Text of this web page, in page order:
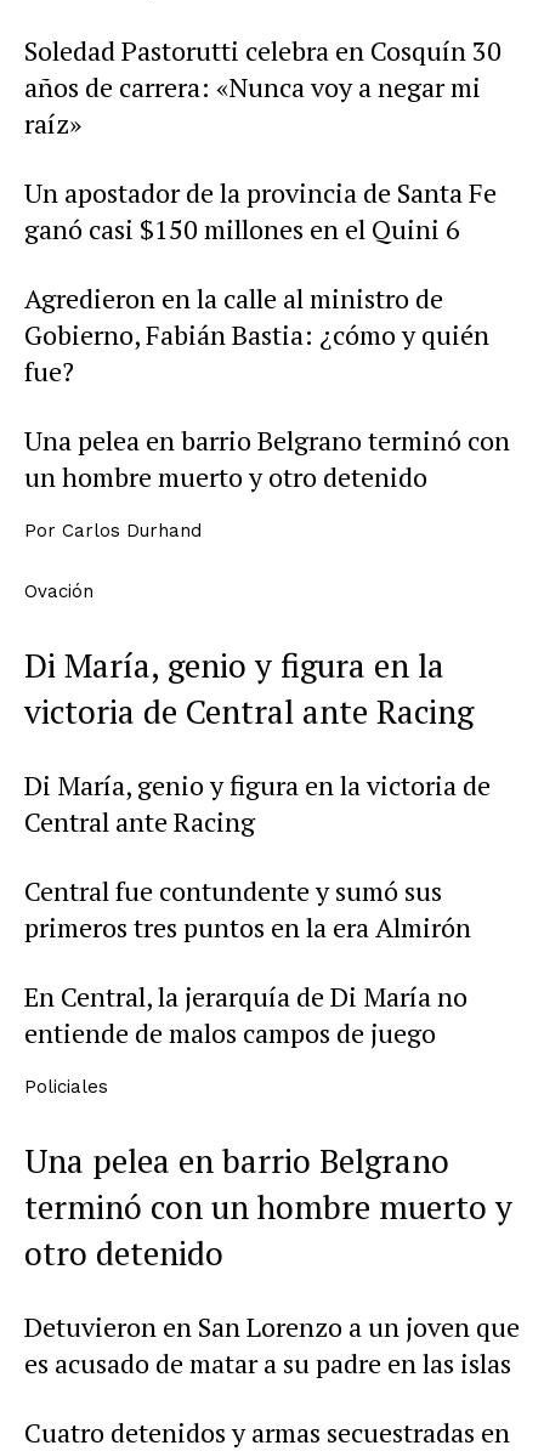
Soledad Pastorutti celebra en Cosquín 30
años de carrera: «Nunca voy a negar mi
raíz»
Un apostador de la provincia de Santa Fe
ganó casi $150 millones en el Quini 6
Agredieron en la calle al ministro de
Gobierno, Fabián Bastia: ¿cómo y quién
fue?
Una pelea en barrio Belgrano terminó con
un hombre muerto y otro detenido
Por Carlos Durhand
Ovación
Di María, genio y figura en la
victoria de Central ante Racing
Di María, genio y figura en la victoria de
Central ante Racing
Central fue contundente y sumó sus
primeros tres puntos en la era Almirón
En Central, la jerarquía de Di María no
entiende de malos campos de juego
Policiales
Una pelea en barrio Belgrano
terminó con un hombre muerto y
otro detenido
Detuvieron en San Lorenzo a un joven que
es acusado de matar a su padre en las islas
Cuatro detenidos y armas secuestradas en